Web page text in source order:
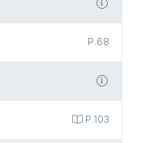
P.68
P.103